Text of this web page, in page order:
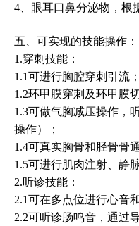
4、眼耳口鼻分泌物，根
五、可实现的技能操作：
1.穿刺技能：
1.1可进行胸腔穿刺引流；
1.2环甲膜穿刺及环甲膜
1.3可做气胸减压操作，
操作）；
1.4可真实胸骨和胫骨骨
1.5可进行肌肉注射、静
2.听诊技能：
2.1可在多点位进行心音
2.2可听诊肠鸣音，通过